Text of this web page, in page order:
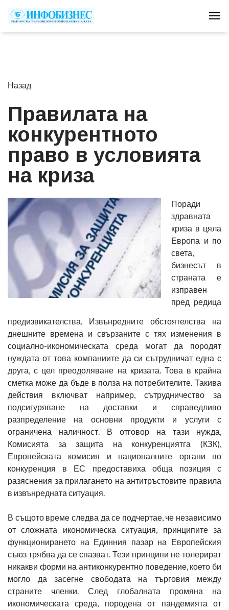
Назад
Правилата на
конкурентното
право в условията
на криза
Поради
здравната
криза в цяла
Европа и по
света,
бизнесът в
страната е
изправен
пред редица
предизвикателства. Извънредните обстоятелства на
днешните времена и свързаните с тях изменения в
социално-икономическата среда могат да породят
нуждата от това компаниите да си сътрудничат една с
друга, с цел преодоляване на кризата. Това в крайна
сметка може да бъде в полза на потребителите. Такива
действия включват например, сътрудничество за
подсигуряване на доставки и справедливо
разпределение на основни продукти и услуги с
ограничена наличност. В отговор на тази нужда,
Комисията за защита на конкуренциятга (КЗК),
Европейската комисия и националните органи по
конкуренция в ЕС предоставиха обща позиция с
разяснения за прилагането на антитръстовите правила
в извънредната ситуация.
В същото време следва да се подчертае, че независимо
от сложната икономическа ситуация, принципите за
функционирането на Единния пазар на Европейския
съюз трябва да се спазват. Тези принципи не толерират
никакви форми на антиконкурентно поведение, което би
могло да засегне свободата на търговия между
страните членки. След глобалната промяна на
икономическата среда, породена от пандемията от